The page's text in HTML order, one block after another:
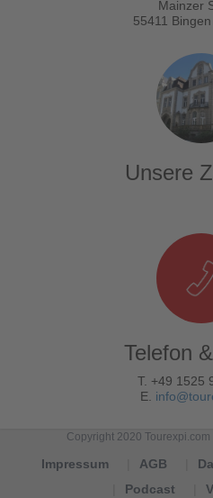
Mainzer
55411
Unsere
Telefon
T. +49 1525
E.
Copyright 2020
Impressum AGB
Podcast